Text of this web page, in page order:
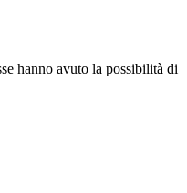
hanno avuto la possibilità di